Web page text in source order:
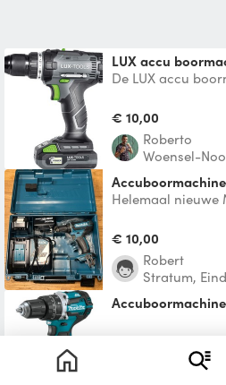
LUX accu
De LUX accu
van 35 Nm, dit
€ 10,00
roberto
Woensel-
Accuboormachine
Helemaal nieuwe
€ 10,00
Robert
Stratum,
Accuboormachine